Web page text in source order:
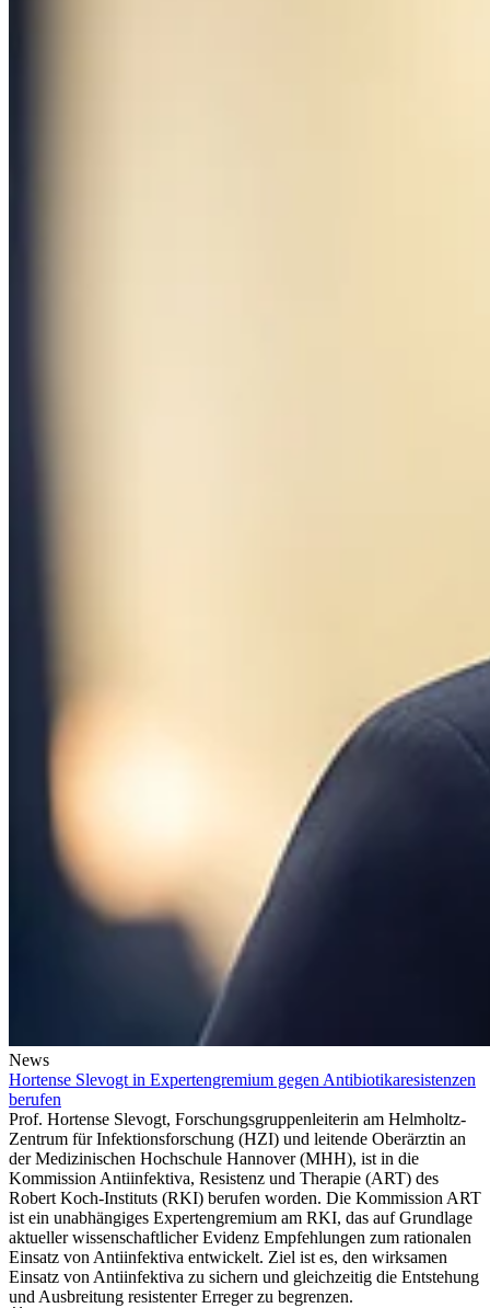
News
Hortense Slevogt in Expertengremium gegen Antibiotikaresistenzen
berufen
Prof. Hortense Slevogt, Forschungsgruppenleiterin am Helmholtz-
Zentrum für Infektionsforschung (HZI) und leitende Oberärztin an
der Medizinischen Hochschule Hannover (MHH), ist in die
Kommission Antiinfektiva, Resistenz und Therapie (ART) des
Robert Koch-Instituts (RKI) berufen worden. Die Kommission ART
ist ein unabhängiges Expertengremium am RKI, das auf Grundlage
aktueller wissenschaftlicher Evidenz Empfehlungen zum rationalen
Einsatz von Antiinfektiva entwickelt. Ziel ist es, den wirksamen
Einsatz von Antiinfektiva zu sichern und gleichzeitig die Entstehung
und Ausbreitung resistenter Erreger zu begrenzen.